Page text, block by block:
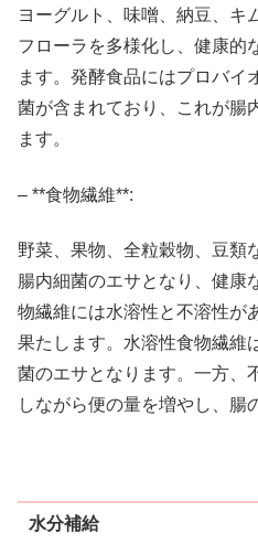
ヨーグルト、味噌、納豆、キ
フローラを多様化し、健康的
ます。発酵食品にはプロバイ
菌が含まれており、これが腸
ます。
– **食物繊維**:
野菜、果物、全粒穀物、豆類
腸内細菌のエサとなり、健康
物繊維には水溶性と不溶性が
果たします。水溶性食物繊維
菌のエサとなります。一方、
しながら便の量を増やし、腸
水分補給